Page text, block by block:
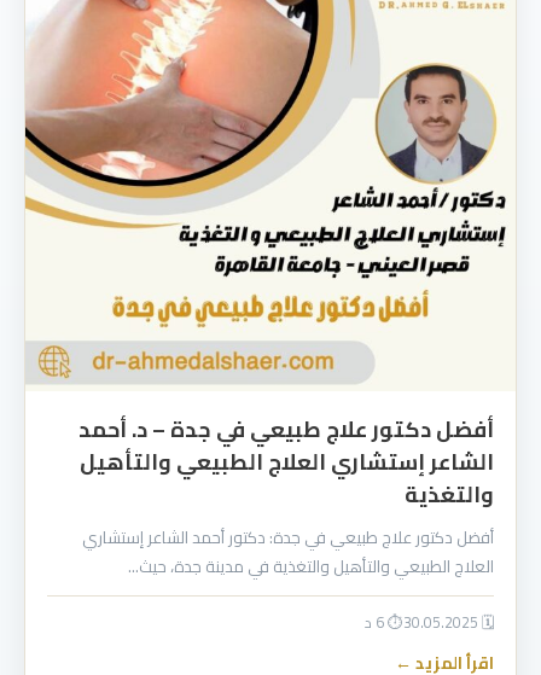
أفضل دكتور علاج طبيعي في جدة – د. أحمد
الشاعر إستشاري العلاج الطبيعي والتأهيل
والتغذية
أفضل دكتور علاج طبيعي في جدة: دكتور أحمد الشاعر إستشاري
العلاج الطبيعي والتأهيل والتغذية في مدينة جدة، حيث…
🗓 30.05.2025 ⏱ 6 د
اقرأ المزيد ←